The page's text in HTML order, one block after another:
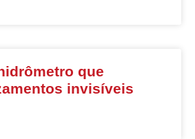
que
invisíveis